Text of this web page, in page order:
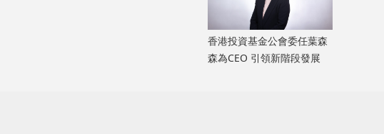
香港投資基金公會委任葉森
森為CEO 引領新階段發展